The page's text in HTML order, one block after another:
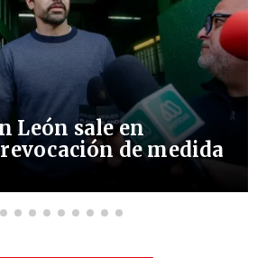
León sale en
de medida